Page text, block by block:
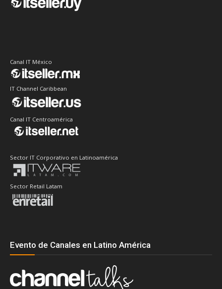
Canal IT México
IT Channel Caribbean
Canal IT Centroamérica
Sector IT Corporativo en Latinoamérica
Sector Retail Latam
Evento de Canales en Latino América